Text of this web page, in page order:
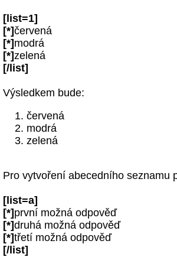
[list=1]
[*]červená
[*] modrá
[*]zelená
[/list]
Výsledkem bude:
červená
modrá
zelená
Pro vytvoření abecedního seznamu
[list=a]
[*] první možná odpověď
[*]druhá možná odpověď
[*]třetí možná odpověď
[/list]